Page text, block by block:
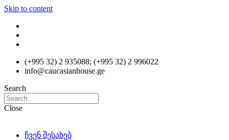
Skip to content
(+995 32) 2 935088; (+995 32) 2 996022
info@caucasianhouse.ge
Search
Close
ჩვენ შესახებ